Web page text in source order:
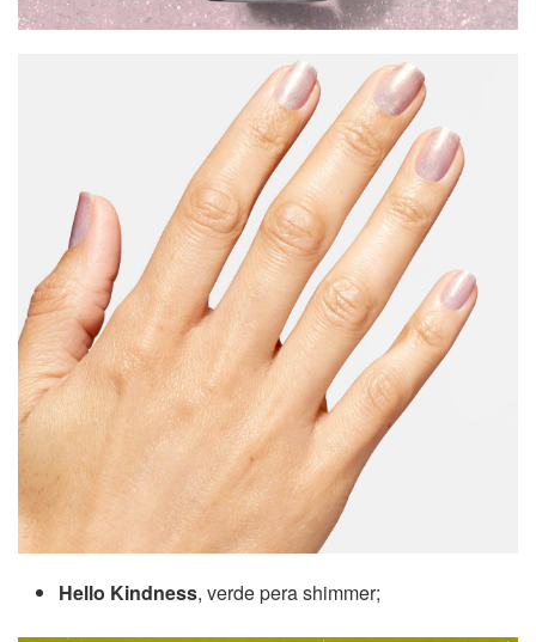
Hello Kindness, verde pera shimmer;